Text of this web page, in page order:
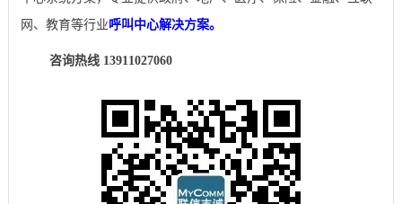
网、教育等行业呼叫中心解决方案。
咨询热线 13911027060